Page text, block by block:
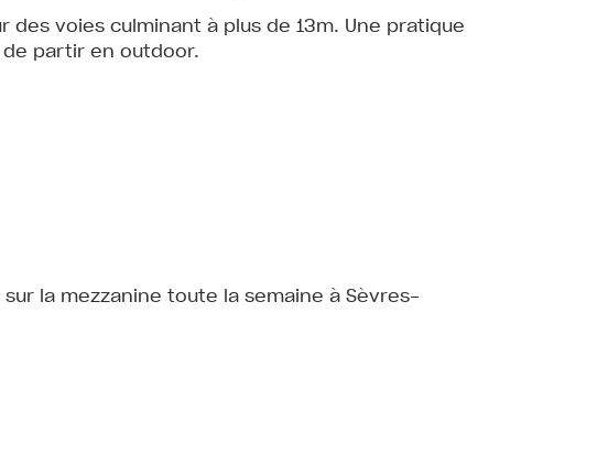
voies culminant à plus de 13m. Une pratique
de partir en outdoor.
la mezzanine toute la semaine à Sèvres-